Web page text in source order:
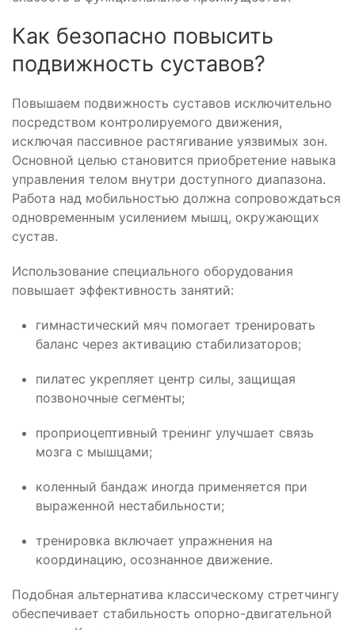
Как безопасно повысить
подвижность суставов?
Повышаем подвижность суставов исключительно
посредством контролируемого движения,
исключая пассивное растягивание уязвимых зон.
Основной целью становится приобретение навыка
управления телом внутри доступного диапазона.
Работа над мобильностью должна сопровождаться
одновременным усилением мышц, окружающих
сустав.
Использование специального оборудования
повышает эффективность занятий:
гимнастический мяч помогает тренировать
баланс через активацию стабилизаторов;
пилатес укрепляет центр силы, защищая
позвоночные сегменты;
проприоцептивный тренинг улучшает связь
мозга с мышцами;
коленный бандаж иногда применяется при
выраженной нестабильности;
тренировка включает упражнения на
координацию, осознанное движение.
Подобная альтернатива классическому стретчингу
обеспечивает стабильность опорно-двигательной